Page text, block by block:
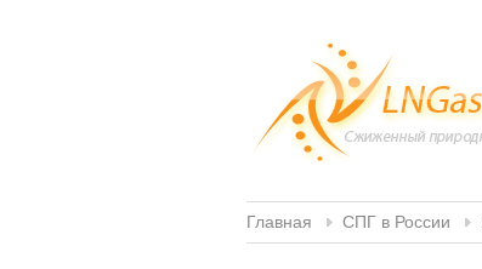
Главная СПГ в России